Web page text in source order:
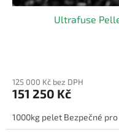
Ultrafuse
125 000 Kč bez DPH
151 250 Kč
1000kg pelet Bezpečné